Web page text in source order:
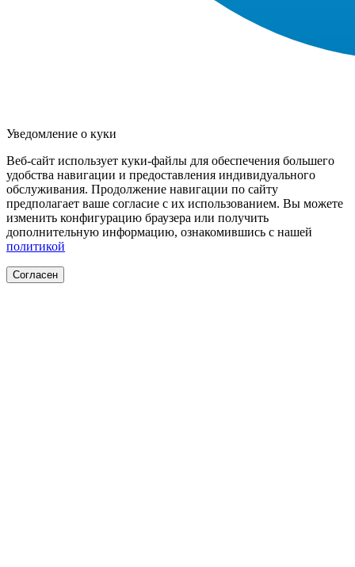
Уведомление о куки
Веб-сайт использует куки-файлы для обеспечения большего
удобства навигации и предоставления индивидуального
обслуживания. Продолжение навигации по сайту
предполагает ваше согласие с их использованием. Вы можете
изменить конфигурацию браузера или получить
дополнительную информацию, ознакомившись с нашей
политикой
Согласен